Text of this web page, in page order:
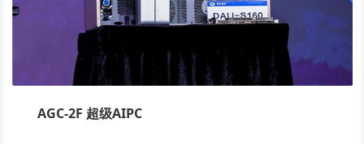
AGC-2F 超级AIPC